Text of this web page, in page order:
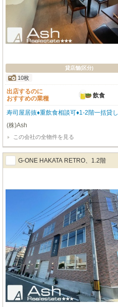
貸店舗(区分)
10枚
出店するのに
おすすめの業種
飲食
寿司屋居抜♦重飲食相談可♦1-2階一括貸し
(株)Ash
この会社の全物件を見る
G-ONE HAKATA RETRO、1.2階